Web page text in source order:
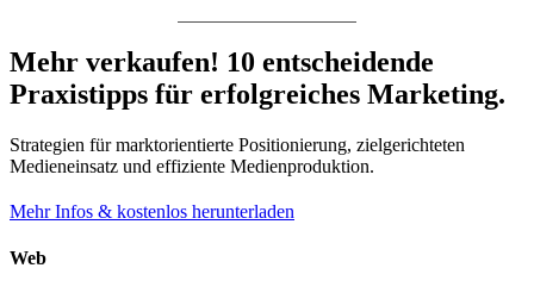
Mehr verkaufen! 10 entscheidende
Praxistipps für erfolgreiches Marketing.
Strategien für marktorientierte Positionierung, zielgerichteten
Medieneinsatz und effiziente Medienproduktion.
Mehr Infos & kostenlos herunterladen
Web